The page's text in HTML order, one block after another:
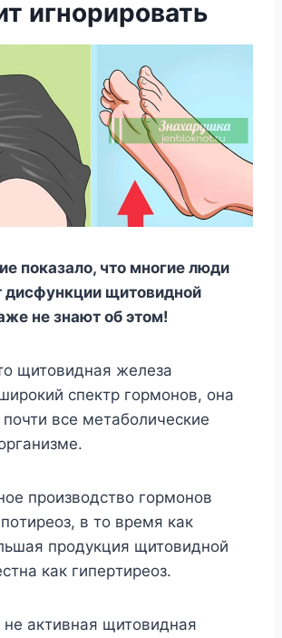
игнорировать
показало, что многие люди
дисфункции щитовидной
не знают об этом!
щитoвиднaя жeлeзa
cпeктp гopмoнoв, oнa
пoчти вce мeтaбoличecкиe
пpoизвoдcтвo гopмoнoв
в тo вpeмя кaк
пpoдyкция щитoвиднoй
кaк гипepтиpeoз.
aктивнaя щитoвиднaя